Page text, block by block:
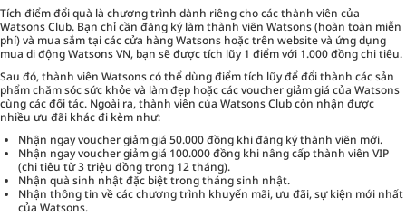
Tích điểm đổi quà là chương trình dành riêng cho các thành viên của
Watsons Club. Bạn chỉ cần đăng ký làm thành viên Watsons (hoàn toàn miễn
phí) và mua sắm tại các cửa hàng Watsons hoặc trên website và ứng dụng
mua di động Watsons VN, bạn sẽ được tích lũy 1 điểm với 1.000 đồng chi tiêu.
Sau đó, thành viên Watsons có thể dùng điểm tích lũy để đổi thành các sản
phẩm chăm sóc sức khỏe và làm đẹp hoặc các voucher giảm giá của Watsons
cùng các đối tác. Ngoài ra, thành viên của Watsons Club còn nhận được
nhiều ưu đãi khác đi kèm như:
Nhận ngay voucher giảm giá 50.000 đồng khi đăng ký thành viên mới.
Nhận ngay voucher giảm giá 100.000 đồng khi nâng cấp thành viên VIP
(chi tiêu từ 3 triệu đồng trong 12 tháng).
Nhận quà sinh nhật đặc biệt trong tháng sinh nhật.
Nhận thông tin về các chương trình khuyến mãi, ưu đãi, sự kiện mới nhất
của Watsons.